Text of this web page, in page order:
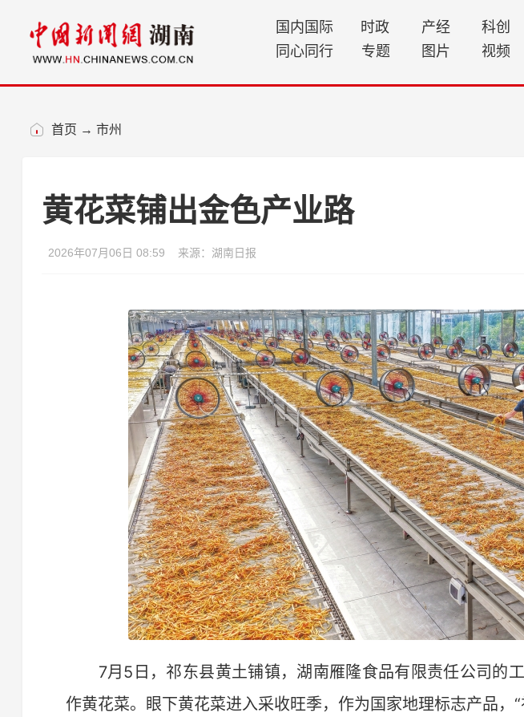
国内国际 时政 产经 科创
同心同行
专题 图片 视频
首页 → 市州
黄花菜铺出金色产业路
2026年07月06日 08:59 来源：湖南日报
7月5日，祁东县黄土铺镇，湖南雁隆食品有限责任公司的工
作黄花菜。眼下黄花菜进入采收旺季，作为国家地理标志产品，